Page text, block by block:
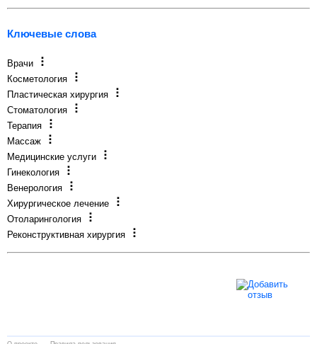
Ключевые слова
Врачи
Косметология
Пластическая хирургия
Стоматология
Терапия
Массаж
Медицинские услуги
Гинекология
Венерология
Хирургическое лечение
Отоларингология
Реконструктивная хирургия